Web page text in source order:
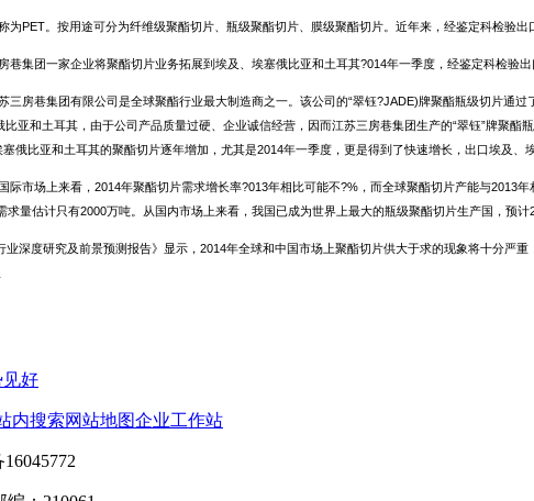
为PET。按用途可分为纤维级聚酯切片、瓶级聚酯切片、膜级聚酯切片。近年来，经鉴定科检验
巷集团一家企业将聚酯切片业务拓展到埃及、埃塞俄比亚和土耳其?014年一季度，经鉴定科检验
三房巷集团有限公司是全球聚酯行业最大制造商之一。该公司的“翠钰?JADE)牌聚酯瓶级切片通
亚和土耳其，由于公司产品质量过硬、企业诚信经营，因而江苏三房巷集团生产的“翠钰”牌聚
俄比亚和土耳其的聚酯切片逐年增加，尤其是2014年一季度，更是得到了快速增长，出口埃及
际市场上来看，2014年聚酯切片需求增长率?013年相比可能不?%，而全球聚酯切片产能与
量估计只有2000万吨。从国内市场上来看，我国已成为世界上最大的瓶级聚酯切片生产国，预
深度研究及前景预测报告》显示，2014年全球和中国市场上聚酯切片供大于求的现象将十分
好
内搜索网站地图企业工作站